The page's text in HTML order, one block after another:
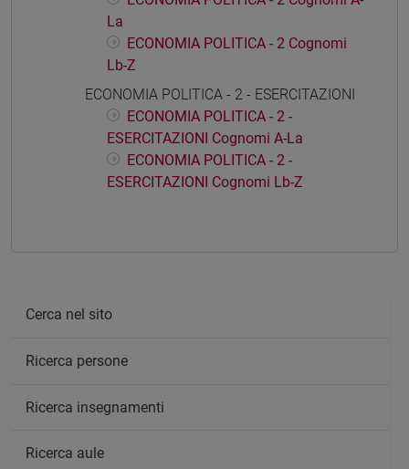
La
ECONOMIA POLITICA - 2 Cognomi
Lb-Z
ECONOMIA POLITICA - 2 - ESERCITAZIONI
ECONOMIA POLITICA - 2 -
ESERCITAZIONI Cognomi A-La
ECONOMIA POLITICA - 2 -
ESERCITAZIONI Cognomi Lb-Z
Cerca nel sito
Ricerca persone
Ricerca insegnamenti
Ricerca aule